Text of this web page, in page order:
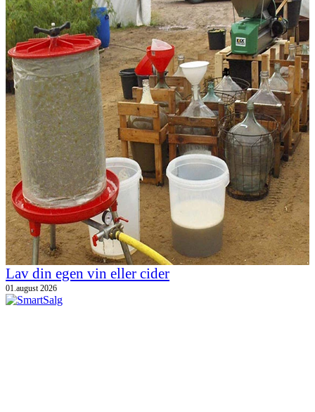
Lav din egen vin eller cider
01.august 2026